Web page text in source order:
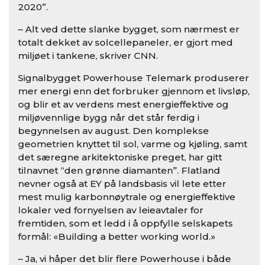
2020”.
– Alt ved dette slanke bygget, som nærmest er
totalt dekket av solcellepaneler, er gjort med
miljøet i tankene, skriver CNN.
Signalbygget Powerhouse Telemark produserer
mer energi enn det forbruker gjennom et livsløp,
og blir et av verdens mest energieffektive og
miljøvennlige bygg når det står ferdig i
begynnelsen av august. Den komplekse
geometrien knyttet til sol, varme og kjøling, samt
det særegne arkitektoniske preget, har gitt
tilnavnet “den grønne diamanten”. Flatland
nevner også at EY på landsbasis vil lete etter
mest mulig karbonnøytrale og energieffektive
lokaler ved fornyelsen av leieavtaler for
fremtiden, som et ledd i å oppfylle selskapets
formål: «Building a better working world.»
– Ja, vi håper det blir flere Powerhouse i både